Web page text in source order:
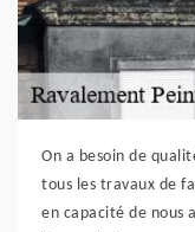
On a besoin de
tous les travaux de
en capacité de nous